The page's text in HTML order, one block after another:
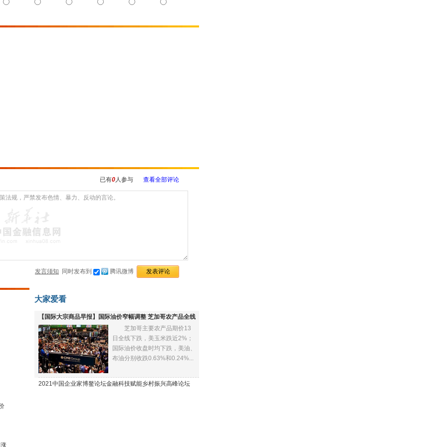
已有0人参与 查看全部评论
发言须知 同时发布到 腾讯微博
大家爱看
【国际大宗商品早报】国际油价窄幅调整 芝加哥农产品全线
下跌
芝加哥主要农产品期价13
日全线下跌，美玉米跌近2%；
国际油价收盘时均下跌，美油、
布油分别收跌0.63%和0.24%...
2021中国企业家博鳌论坛金融科技赋能乡村振兴高峰论坛